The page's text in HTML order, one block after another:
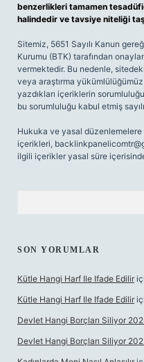
benzerlikleri tamamen
halindedir ve tavsiye niteliği
Sitemiz, 5651 Sayılı Kanun
Kurumu (BTK) tarafından
vermektedir. Bu nedenle,
veya araştırma
yazdıkları içeriklerin
bu sorumluluğu kabul etmiş
Hukuka ve yasal düzenlemelere
içerikleri,
ilgili içerikler yasal süre
SON YORUMLAR
Kütle Hangi Harf Ile Ifade Edilir
Kütle Hangi Harf Ile Ifade Edilir
Devlet Hangi Borçları Siliyor
Devlet Hangi Borçları Siliyor